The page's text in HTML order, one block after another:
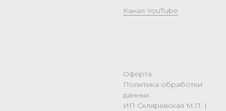
Канал YouTube
Оферта
Политика обработки
данных
ИП Скляревская М.П. |